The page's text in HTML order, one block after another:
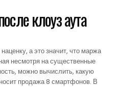
клоуз аута
а это значит, что маржа
несмотря на существенные
можно вычислить, какую
продажа 8 смартфонов. В